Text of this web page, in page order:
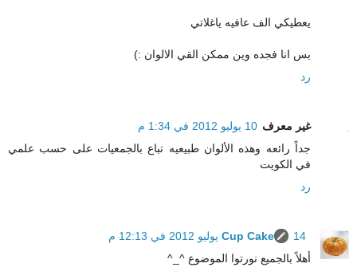
يعطيكي الف عافيه ياغلاتي
بس انا فجده وين ممكن القي الالوان :)
رد
غير معرف 10 يوليو 2012 في 1:34 م
جداً رائعه وهذه الألوان طبيعيه تباع بالجمعيات على حسب علمي
في الكويت
رد
Cup Cake
14 يوليو 2012 في 12:13 م
أهلاً بالجميع نورتوا الموضوع ^_^